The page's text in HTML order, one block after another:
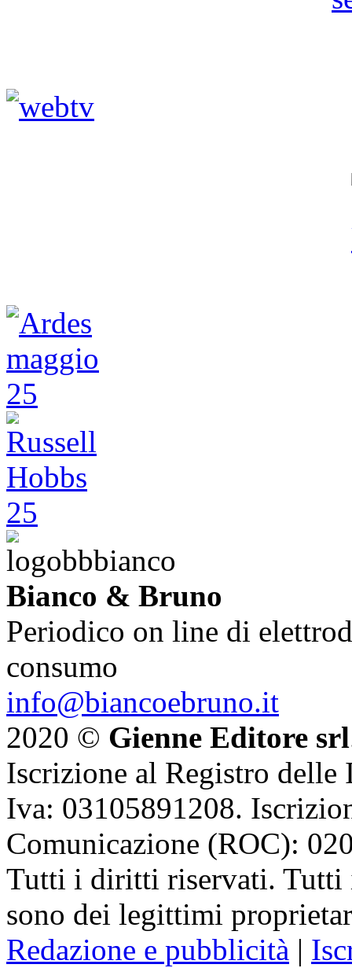
Bianco & Bruno
Periodico on line di
consumo
info@biancoebruno.it
2020 © Gienne Editore srl
Iscrizione al Registro delle
Iva: 03105891208.
Comunicazione (ROC):
Tutti i diritti riservati. Tutti
sono dei legittimi
Redazione e pubblicità |